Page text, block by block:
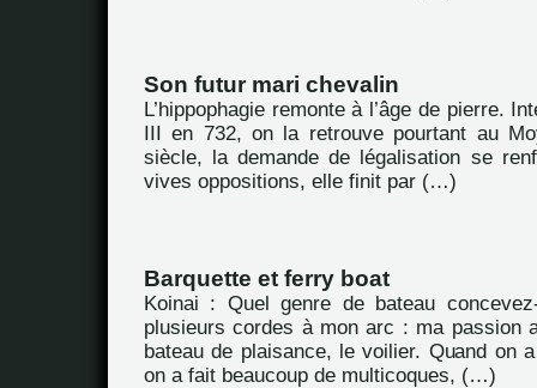
Son futur mari chevalin
L’hippophagie remonte à l’âge de pierre.
III en 732, on la retrouve pourtant au
siècle, la demande de légalisation se
vives oppositions, elle finit par (…)
Barquette et ferry boat
Koinai : Quel genre de bateau
plusieurs cordes à mon arc : ma passion
bateau de plaisance, le voilier. Quand on
on a fait beaucoup de multicoques, (…)